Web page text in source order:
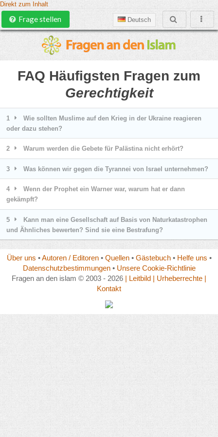
Direkt zum Inhalt
Deutsch
Frage stellen
FAQ Häufigsten Fragen zum
Gerechtigkeit
1
Wie sollten Muslime auf den Krieg in der Ukraine reagieren
oder dazu stehen?
2 Warum werden die Gebete für Palästina nicht erhört?
3 Was können wir gegen die Tyrannei von Israel unternehmen?
4
Wenn der Prophet ein Warner war, warum hat er dann
gekämpft?
5
Kann man eine Gesellschaft auf Basis von Naturkatastrophen
und Ähnliches bewerten? Sind sie eine Bestrafung?
Über uns •Autoren / Editoren• Quellen• Gästebuch• Helfe uns •
Datenschutzbestimmungen• Unsere Cookie-Richtlinie
Fragen an den islam © 2003 - 2026
| Leitbild | Urheberrechte
Kontakt